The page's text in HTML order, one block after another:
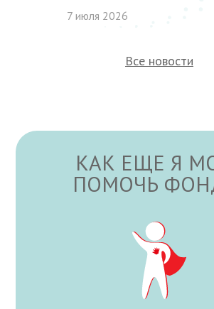
7 июля 2026
Все новости
КАК ЕЩЕ Я
ПОМОЧЬ